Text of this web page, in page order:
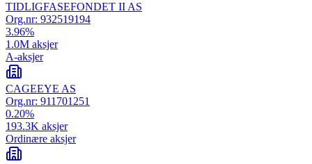
TIDLIGFASEFONDET II AS
Org.nr: 932519194
3.96%
1.0M aksjer
A-aksjer
CAGEEYE AS
Org.nr: 911701251
0.20%
193.3K aksjer
Ordinære aksjer